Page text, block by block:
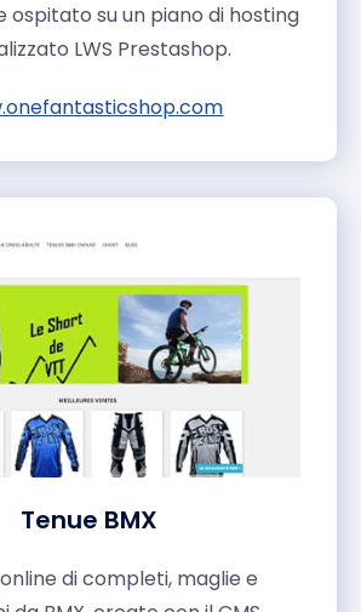
ospitato su un piano di hosting
LWS Prestashop.
Tenue BMX
di completi, maglie e